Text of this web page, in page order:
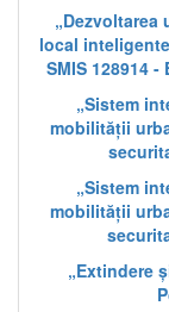
local
SMIS 128914 -
„Sistem
mobilității
„Sistem
mobilității
„Extindere